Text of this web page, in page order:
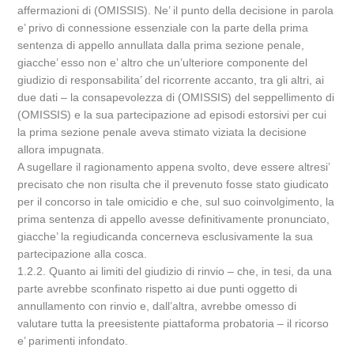
affermazioni di (OMISSIS). Ne’ il punto della decisione in parola
e’ privo di connessione essenziale con la parte della prima
sentenza di appello annullata dalla prima sezione penale,
giacche’ esso non e’ altro che un’ulteriore componente del
giudizio di responsabilita’ del ricorrente accanto, tra gli altri, ai
due dati – la consapevolezza di (OMISSIS) del seppellimento di
(OMISSIS) e la sua partecipazione ad episodi estorsivi per cui
la prima sezione penale aveva stimato viziata la decisione
allora impugnata.
A sugellare il ragionamento appena svolto, deve essere altresi’
precisato che non risulta che il prevenuto fosse stato giudicato
per il concorso in tale omicidio e che, sul suo coinvolgimento, la
prima sentenza di appello avesse definitivamente pronunciato,
giacche’ la regiudicanda concerneva esclusivamente la sua
partecipazione alla cosca.
1.2.2. Quanto ai limiti del giudizio di rinvio – che, in tesi, da una
parte avrebbe sconfinato rispetto ai due punti oggetto di
annullamento con rinvio e, dall’altra, avrebbe omesso di
valutare tutta la preesistente piattaforma probatoria – il ricorso
e’ parimenti infondato.